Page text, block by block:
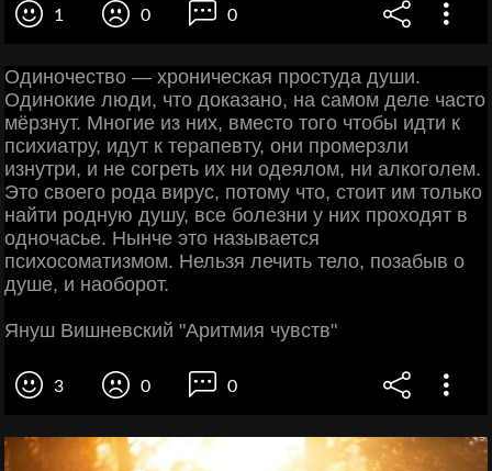
1 0 0
Одиночество — хроническая простуда души.
Одинокие люди, что доказано, на самом деле часто
мёрзнут. Многие из них, вместо того чтобы идти к
психиатру, идут к терапевту, они промерзли
изнутри, и не согреть их ни одеялом, ни алкоголем.
Это своего рода вирус, потому что, стоит им только
найти родную душу, все болезни у них проходят в
одночасье. Нынче это называется
психосоматизмом. Нельзя лечить тело, позабыв о
душе, и наоборот.
Януш Вишневский "Аритмия чувств"
3 0 0